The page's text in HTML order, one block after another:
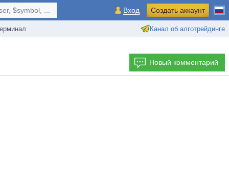
Канал об алготрейдинге
$symbol, ... Вход Создать аккаунт
Новый комментарий